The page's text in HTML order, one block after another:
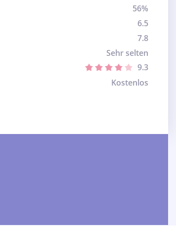
56%
6.5
7.8
Sehr selten
9.3
Kostenlos